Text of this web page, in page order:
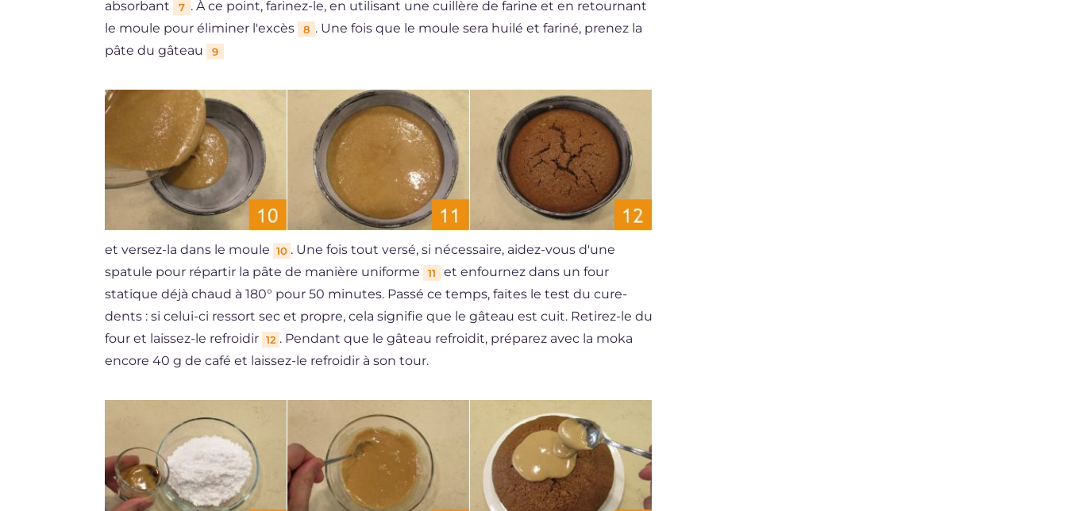
absorbant
7 . À ce point, farinez-le, en utilisant une cuillère de farine et en retournant
le moule pour éliminer l'excès
8 . Une fois que le moule sera huilé et fariné, prenez la
pâte du gâteau
9
et versez-la dans le moule 10 . Une fois tout versé, si nécessaire, aidez-vous d'une
spatule pour répartir la pâte de manière uniforme
11
et enfournez dans un four
statique déjà chaud à 180° pour 50 minutes. Passé ce temps, faites le test du cure-
dents : si celui-ci ressort sec et propre, cela signifie que le gâteau est cuit. Retirez-le du
four et laissez-le refroidir 12 . Pendant que le gâteau refroidit, préparez avec la moka
encore 40 g de café et laissez-le refroidir à son tour.